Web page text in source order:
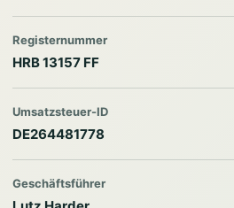
Registernummer
HRB 13157 FF
Umsatzsteuer-ID
DE264481778
Geschäftsführer